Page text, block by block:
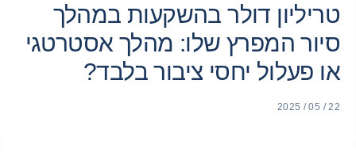
טריליון דולר בהשקעות במהלך
סיור המפרץ שלו: מהלך אסטרטגי
או פעלול יחסי ציבור בלבד?
22 / 05 / 2025